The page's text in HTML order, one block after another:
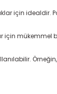
için
mükemmel